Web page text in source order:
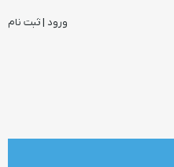
ورود | ثبت نام